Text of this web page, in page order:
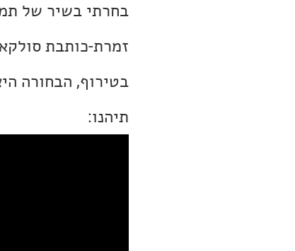
בחרתי בשיר של
בטירוף, הבחורה
תיהנו: